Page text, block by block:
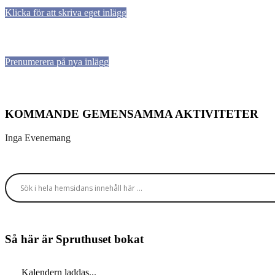
Klicka för att skriva eget inlägg
Prenumerera på nya inlägg
KOMMANDE GEMENSAMMA AKTIVITETER
Inga Evenemang
Så här är Spruthuset bokat
Kalendern laddas...